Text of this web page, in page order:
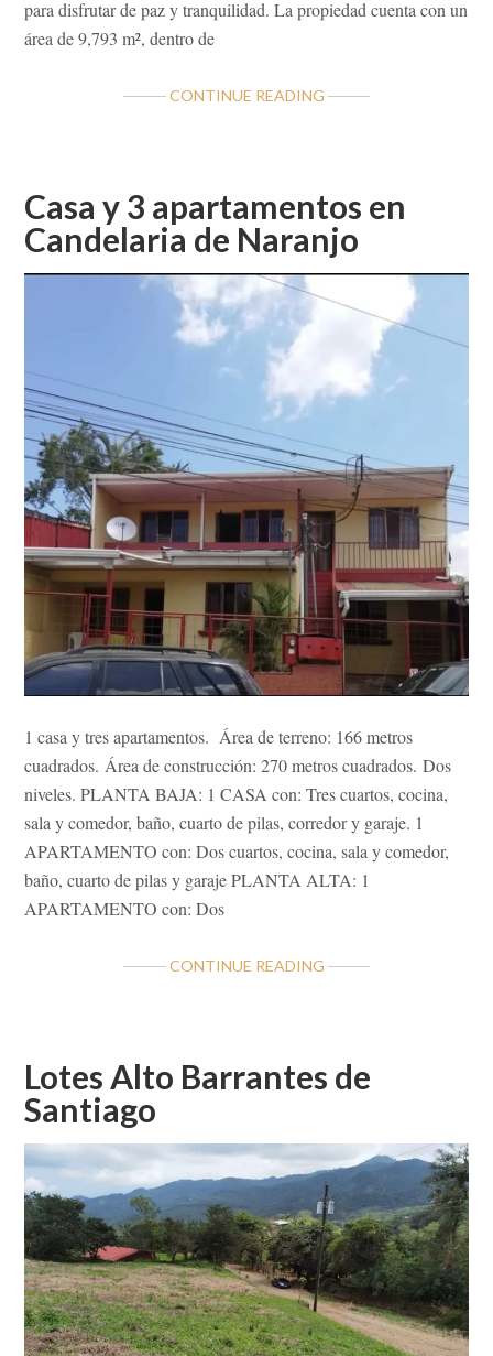
para disfrutar de paz y tranquilidad. La propiedad cuenta con un
área de 9,793 m², dentro de
CONTINUE READING ABOUT
SAN
RAFAEL
DE
RAMÓN
Casa y 3 apartamentos en
Candelaria de Naranjo
1 casa y tres apartamentos. Área de terreno: 166 metros
cuadrados. Área de construcción: 270 metros cuadrados. Dos
niveles. PLANTA BAJA: 1 CASA con: Tres cuartos, cocina,
sala y comedor, baño, cuarto de pilas, corredor y garaje. 1
APARTAMENTO con: Dos cuartos, cocina, sala y comedor,
baño, cuarto de pilas y garaje PLANTA ALTA: 1
APARTAMENTO con: Dos
CONTINUE READING ABOUT
APARTAMENTOS
EN
NARANJO
Lotes Alto Barrantes de
Santiago